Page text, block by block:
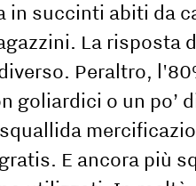
in succinti abiti da
La risposta
Peraltro,
goliardici o un po’
E ancora più